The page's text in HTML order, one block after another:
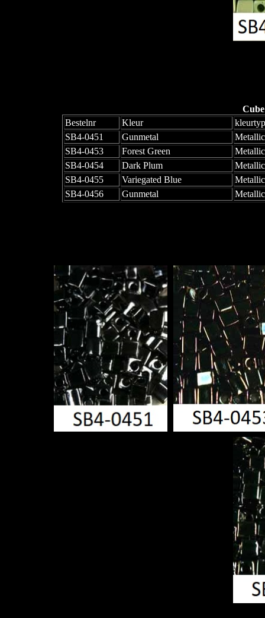
Bestelnr
Kleur
SB4-0451
Gunmetal
Metallic
SB4-0453
Forest Green
SB4-0454
Dark Plum
SB4-0455
Variegated Blue
SB4-0456
Gunmetal